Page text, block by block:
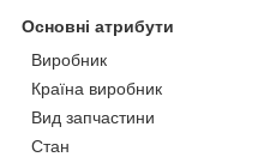
Основні атрибути
Виробник
Країна виробник
Вид запчастини
Стан